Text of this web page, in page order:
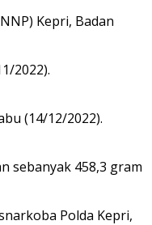
Kepri, Badan
2022).
(14/12/2022).
sebanyak 458,3 gram
Polda Kepri,